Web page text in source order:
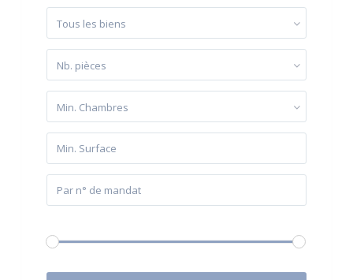
Tous les biens
Nb. pièces
Min. Chambres